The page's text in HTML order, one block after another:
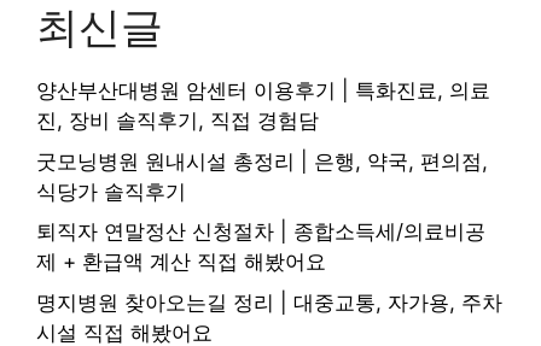
최신글
양산부산대병원 암센터 이용후기 | 특화진료, 의료
진, 장비 솔직후기, 직접 경험담
굿모닝병원 원내시설 총정리 | 은행, 약국, 편의점,
식당가 솔직후기
퇴직자 연말정산 신청절차 | 종합소득세/의료비공
제 + 환급액 계산 직접 해봤어요
명지병원 찾아오는길 정리 | 대중교통, 자가용, 주차
시설 직접 해봤어요